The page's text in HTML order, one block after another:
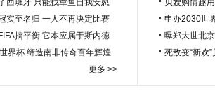
西班牙 只能找章鱼自我安慰
实至名归 一人不再决定比赛
搞平衡 它本应属于斯内德
界杯 缔造南非传奇百年辉煌
更多 >>
贝嫂购情趣
申办2030世
曝郑大世北
死敌变“新欢